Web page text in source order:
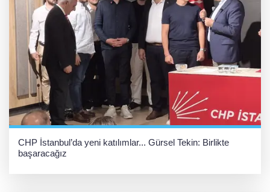
CHP İstanbul’da yeni katılımlar... Gürsel Tekin: Birlikte
başaracağız